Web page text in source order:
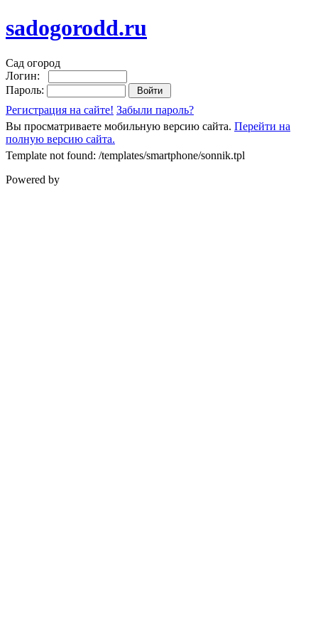
sadogorodd.ru
Сад огород
Логин:
Пароль:
Регистрация на сайте! Забыли пароль?
Вы просматриваете мобильную версию сайта. Перейти на
полную версию сайта.
Template not found: /templates/smartphone/sonnik.tpl
Powered by